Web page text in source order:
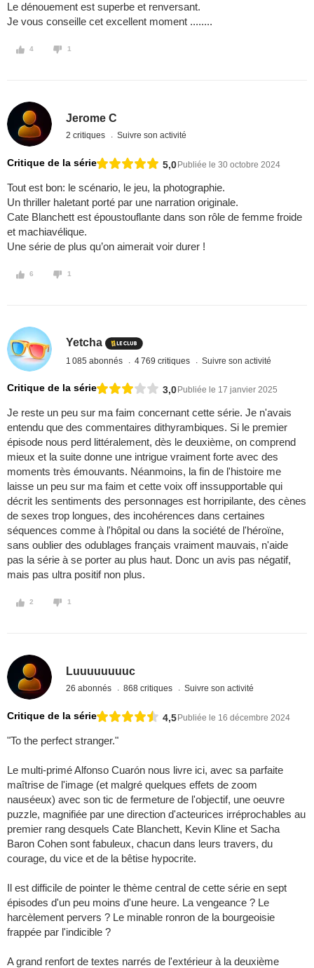
Le dénouement est superbe et renversant.
Je vous conseille cet excellent moment ........
4 1
Jerome C
2 critiques Suivre son activité
Critique de la série 5,0 Publiée le 30 octobre 2024
Tout est bon: le scénario, le jeu, la photographie.
Un thriller haletant porté par une narration originale.
Cate Blanchett est époustouflante dans son rôle de femme froide
et machiavélique.
Une série de plus qu’on aimerait voir durer !
6 1
Yetcha
1 085 abonnés 4 769 critiques Suivre son activité
Critique de la série 3,0 Publiée le 17 janvier 2025
Je reste un peu sur ma faim concernant cette série. Je n'avais
entendu que des commentaires dithyrambiques. Si le premier
épisode nous perd littéralement, dès le deuxième, on comprend
mieux et la suite donne une intrigue vraiment forte avec des
moments très émouvants. Néanmoins, la fin de l'histoire me
laisse un peu sur ma faim et cette voix off inssupportable qui
décrit les sentiments des personnages est horripilante, des cènes
de sexes trop longues, des incohérences dans certaines
séquences comme à l'hôpital ou dans la société de l'héroïne,
sans oublier des odublages français vraiment mauvais, n'aide
pas la série à se porter au plus haut. Donc un avis pas négatif,
mais pas ultra positif non plus.
2 1
Luuuuuuuuc
26 abonnés 868 critiques Suivre son activité
Critique de la série 4,5 Publiée le 16 décembre 2024
"To the perfect stranger."
Le multi-primé Alfonso Cuarón nous livre ici, avec sa parfaite
maîtrise de l'image (et malgré quelques effets de zoom
nauséeux) avec son tic de fermeture de l'objectif, une oeuvre
puzzle, magnifiée par une direction d'acteurices irréprochables au
premier rang desquels Cate Blanchett, Kevin Kline et Sacha
Baron Cohen sont fabuleux, chacun dans leurs travers, du
courage, du vice et de la bêtise hypocrite.
Il est difficile de pointer le thème central de cette série en sept
épisodes d'un peu moins d'une heure. La vengeance ? Le
harcèlement pervers ? Le minable ronron de la bourgeoisie
frappée par l'indicible ?
A grand renfort de textes narrés de l'extérieur à la deuxième